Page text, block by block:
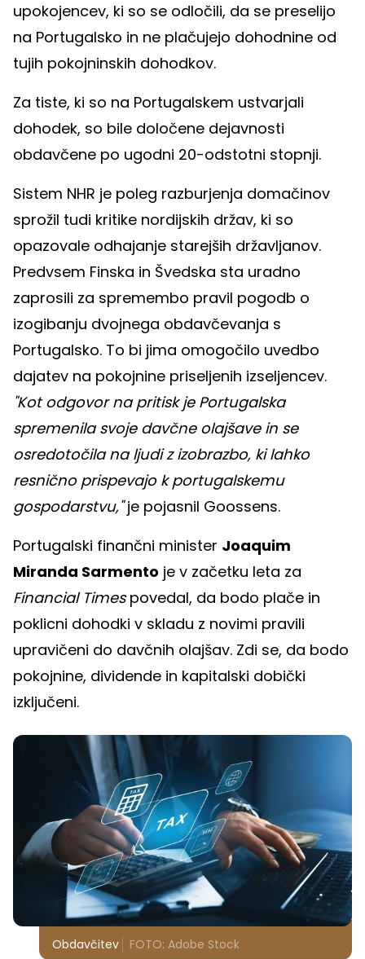
upokojencev, ki so se odločili, da se preselijo
na Portugalsko in ne plačujejo dohodnine od
tujih pokojninskih dohodkov.
Za tiste, ki so na Portugalskem ustvarjali
dohodek, so bile določene dejavnosti
obdavčene po ugodni 20-odstotni stopnji.
Sistem NHR je poleg razburjenja domačinov
sprožil tudi kritike nordijskih držav, ki so
opazovale odhajanje starejših državljanov.
Predvsem Finska in Švedska sta uradno
zaprosili za spremembo pravil pogodb o
izogibanju dvojnega obdavčevanja s
Portugalsko. To bi jima omogočilo uvedbo
dajatev na pokojnine priseljenih izseljencev.
"Kot odgovor na pritisk je Portugalska
spremenila svoje davčne olajšave in se
osredotočila na ljudi z izobrazbo, ki lahko
resnično prispevajo k portugalskemu
gospodarstvu,"je pojasnil Goossens.
Portugalski finančni minister Joaquim
Miranda Sarmento je v začetku leta za
Financial Timespovedal, da bodo plače in
poklicni dohodki v skladu z novimi pravili
upravičeni do davčnih olajšav. Zdi se, da bodo
pokojnine, dividende in kapitalski dobički
izključeni.
Obdavčitev FOTO: Adobe Stock